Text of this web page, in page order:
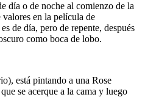
día o de noche al comienzo de la
valores en la película de
de día, pero de repente, después
como boca de lobo.
está pintando a una Rose
se acerque a la cama y luego